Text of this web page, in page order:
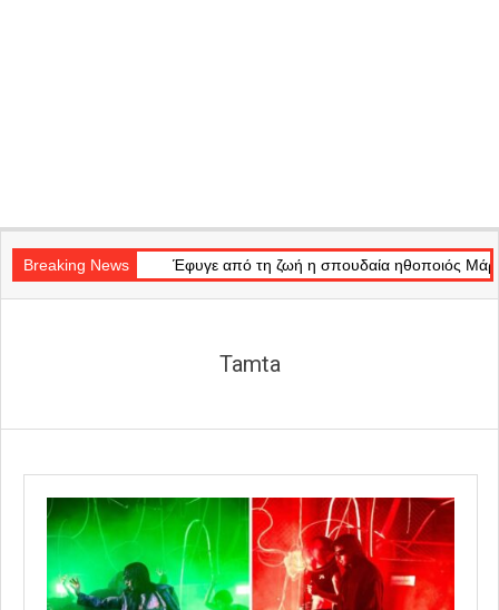
Navigation
Menu
Breaking News
Light» Έφυγε από τη ζωή η σπουδαία ηθοποιός Μάρω Κοντού
Tamta